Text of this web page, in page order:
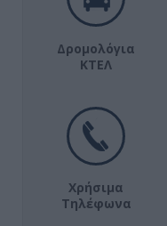
Δρομολόγια
ΚΤΕΛ
Χρήσιμα
Τηλέφωνα